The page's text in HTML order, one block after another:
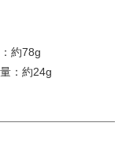
約78g
：約24g